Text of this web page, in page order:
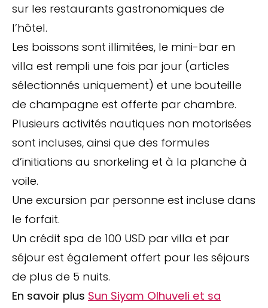
sur les restaurants gastronomiques de
l’hôtel.
Les boissons sont illimitées, le mini-bar en
villa est rempli une fois par jour (articles
sélectionnés uniquement) et une bouteille
de champagne est offerte par chambre.
Plusieurs activités nautiques non motorisées
sont incluses, ainsi que des formules
d’initiations au snorkeling et à la planche à
voile.
Une excursion par personne est incluse dans
le forfait.
Un crédit spa de 100 USD par villa et par
séjour est également offert pour les séjours
de plus de 5 nuits.
En savoir plus Sun Siyam Olhuveli et sa